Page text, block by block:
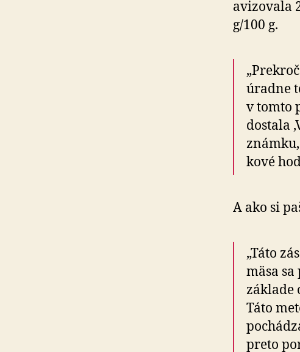
avizovala
g/100 g.
úradne
v tomto
dostala
kové
A ako si
„Táto
mäsa
základe
Táto
preto